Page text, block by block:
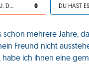
ICH STIMME ZU, DEIN LEBEN IST SCHEISSE 0
schon mehrere Jahre,
Freund nicht
habe ich ihnen eine